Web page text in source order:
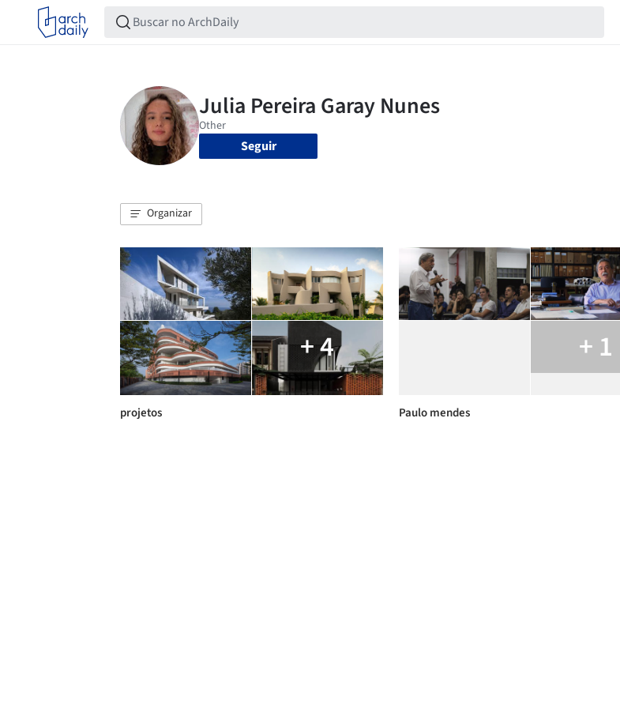
Seguir
Organizar
+ 4
projetos
+ 1
Paulo mendes